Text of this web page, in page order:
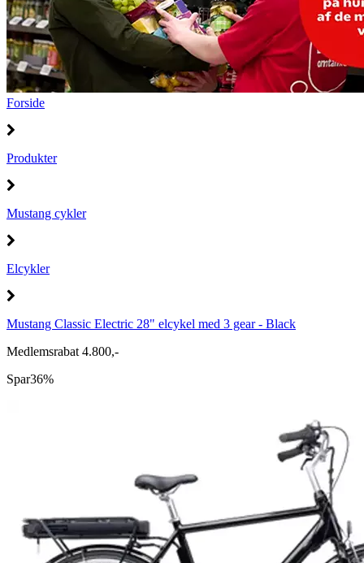
Forside
Produkter
Mustang cykler
Elcykler
Mustang Classic Electric 28" elcykel med 3 gear - Black
Medlemsrabat 4.800,-
Spar36%